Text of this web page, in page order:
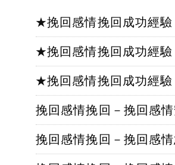
★挽回感情挽回成功經
★挽回感情挽回成功經
★挽回感情挽回成功經
挽回感情挽回－挽回感
挽回感情挽回－挽回感